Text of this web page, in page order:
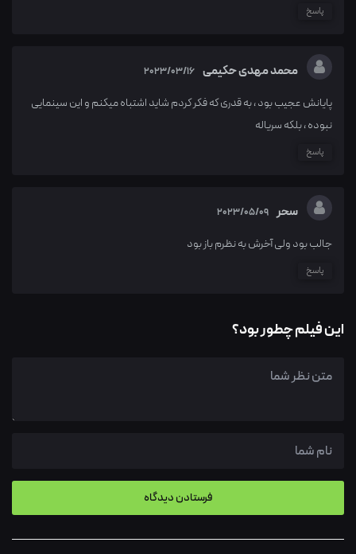
پاسخ
محمد مهدی حکیمی 2023/03/16
پایانش عجیب بود ، به قدری که فکر کردم شاید اشتباه میکنم و این سینمایی
نبوده ، بلکه سریاله
پاسخ
سحر 2023/05/09
جالب بود ولی آخرش به نظرم باز بود
پاسخ
این فیلم چطور بود؟